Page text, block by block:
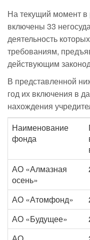
На текущий момент
включены 33
деятельность
требованиям,
действующим
В представленной
год их включения в
нахождения
Наименование
фонда
АО «Алмазная
осень»
АО «Атомфонд»
АО «Будущее»